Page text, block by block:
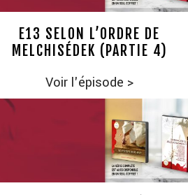
E13 SELON L’ORDRE DE
MELCHISÉDEK (PARTIE 4)
Voir l'épisode >